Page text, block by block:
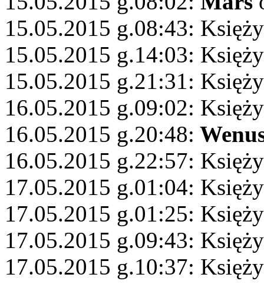
15.05.2015 g.08:43:
15.05.2015 g.14:03:
15.05.2015 g.21:31:
16.05.2015 g.09:02:
16.05.2015 g.20:48:
16.05.2015 g.22:57:
17.05.2015 g.01:04:
17.05.2015 g.01:25:
17.05.2015 g.09:43:
17.05.2015 g.10:37: